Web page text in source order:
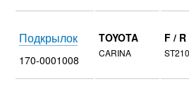
Подкрылок
170-0001008
TOYOTA
CARINA
F / R
ST210